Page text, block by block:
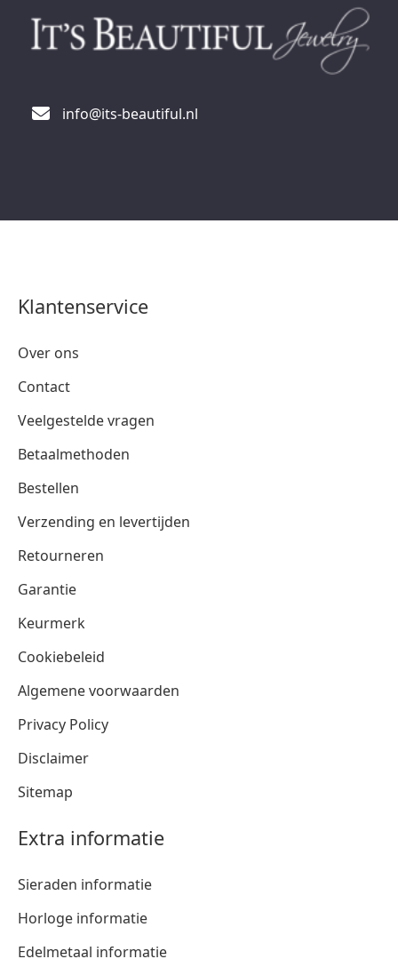
info@its-beautiful.nl
Klantenservice
Over ons
Contact
Veelgestelde vragen
Betaalmethoden
Bestellen
Verzending en levertijden
Retourneren
Garantie
Keurmerk
Cookiebeleid
Algemene voorwaarden
Privacy Policy
Disclaimer
Sitemap
Extra informatie
Sieraden informatie
Horloge informatie
Edelmetaal informatie